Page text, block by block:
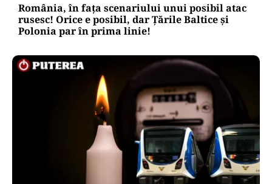
România, în fața scenariului unui posibil atac
rusesc! Orice e posibil, dar Țările Baltice și
Polonia par în prima linie!